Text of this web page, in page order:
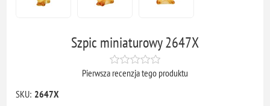
Szpic miniaturowy 2647X
Pierwsza recenzja tego produktu
SKU: 2647X